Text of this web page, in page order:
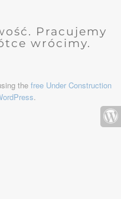
Pracujemy
wrócimy.
the free Under Construction
.